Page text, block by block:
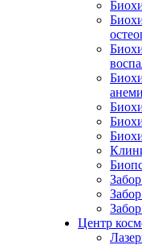
Центр